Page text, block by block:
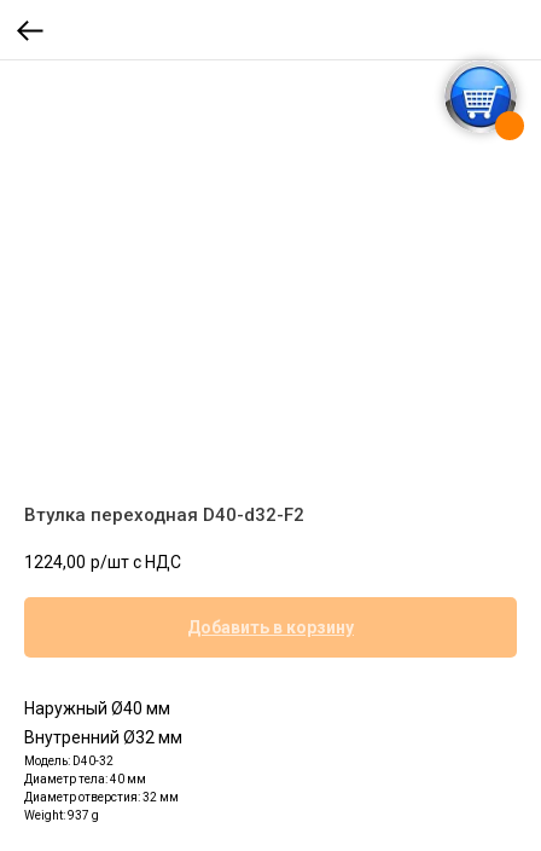
Втулка переходная D40-d32-F2
1224,00 р/шт c НДС
Добавить в корзину
Наружный Ø40 мм
Внутренний Ø32 мм
Модель: D40-32
Диаметр тела: 40 мм
Диаметр отверстия: 32 мм
Weight: 937 g